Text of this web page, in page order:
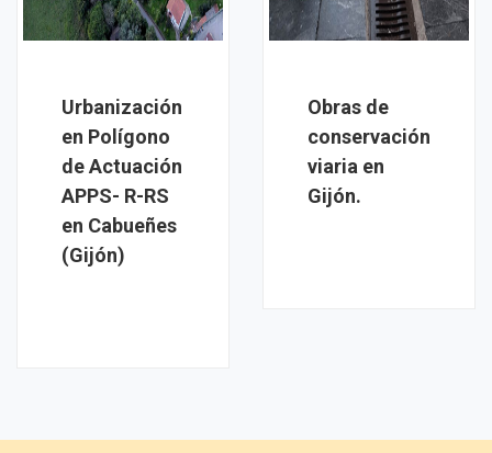
Urbanización
en Polígono
de Actuación
APPS- R-RS
en Cabueñes
(Gijón)
Obras de
conservación
viaria en
Gijón.